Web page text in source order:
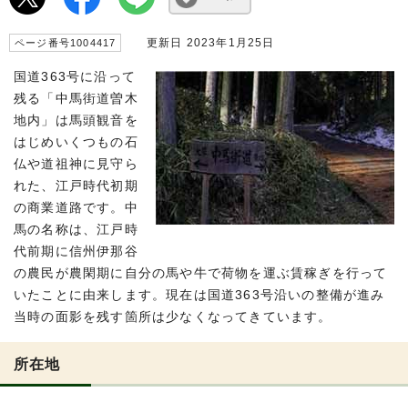
ページ番号1004417 更新日 2023年1月25日
国道363号に沿って
残る「中馬街道曽木
地内」は馬頭観音を
はじめいくつもの石
仏や道祖神に見守ら
れた、江戸時代初期
の商業道路です。中
馬の名称は、江戸時
代前期に信州伊那谷
の農民が農閑期に自分の馬や牛で荷物を運ぶ賃稼ぎを行って
いたことに由来します。現在は国道363号沿いの整備が進み
当時の面影を残す箇所は少なくなってきています。
所在地